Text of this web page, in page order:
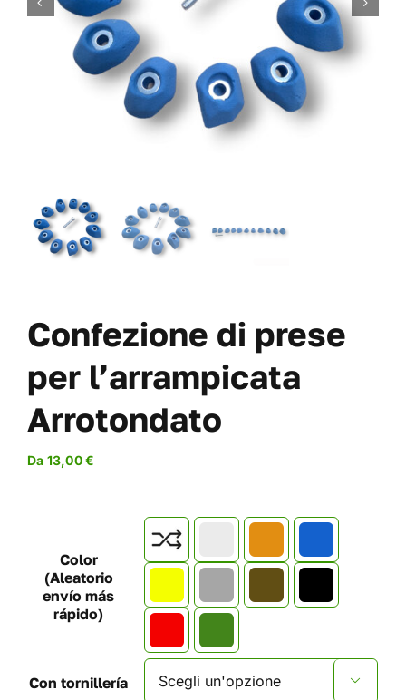
CHI SIAMO
BLOG
CARRITO
Confezione di prese
per l’arrampicata
Arrotondato
Da 13,00€
Color
(Aleatorio
envío más
rápido)
Con tornillería 